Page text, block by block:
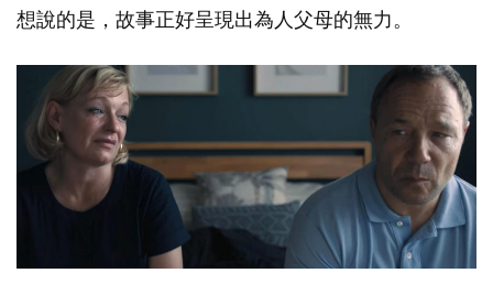
想說的是，故事正好呈現出為人父母的無力。